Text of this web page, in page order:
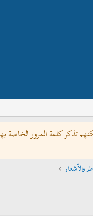
تذكر كلمة المرور
والأشعار